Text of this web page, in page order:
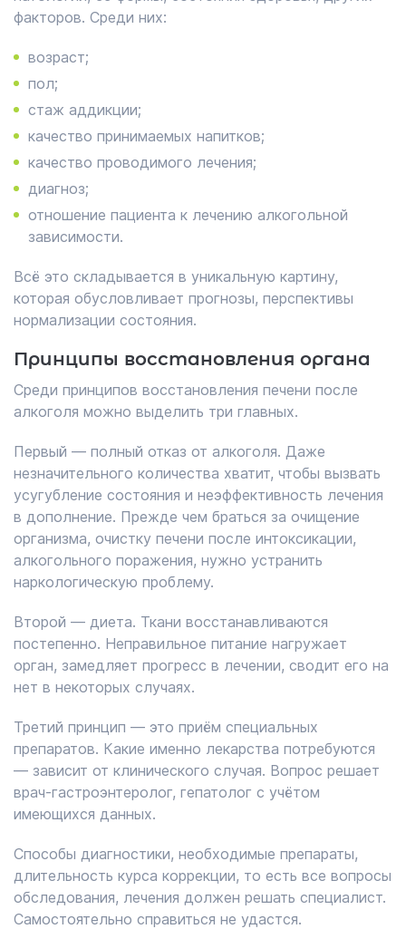
факторов. Среди них:
возраст;
пол;
стаж аддикции;
качество принимаемых напитков;
качество проводимого лечения;
диагноз;
отношение пациента к лечению алкогольной
зависимости.
Всё это складывается в уникальную картину,
которая обусловливает прогнозы, перспективы
нормализации состояния.
Принципы восстановления органа
Среди принципов восстановления печени после
алкоголя можно выделить три главных.
Первый — полный отказ от алкоголя. Даже
незначительного количества хватит, чтобы вызвать
усугубление состояния и неэффективность лечения
в дополнение. Прежде чем браться за очищение
организма, очистку печени после интоксикации,
алкогольного поражения, нужно устранить
наркологическую проблему.
Второй — диета. Ткани восстанавливаются
постепенно. Неправильное питание нагружает
орган, замедляет прогресс в лечении, сводит его на
нет в некоторых случаях.
Третий принцип — это приём специальных
препаратов. Какие именно лекарства потребуются
— зависит от клинического случая. Вопрос решает
врач-гастроэнтеролог, гепатолог с учётом
имеющихся данных.
Способы диагностики, необходимые препараты,
длительность курса коррекции, то есть все вопросы
обследования, лечения должен решать специалист.
Самостоятельно справиться не удастся.